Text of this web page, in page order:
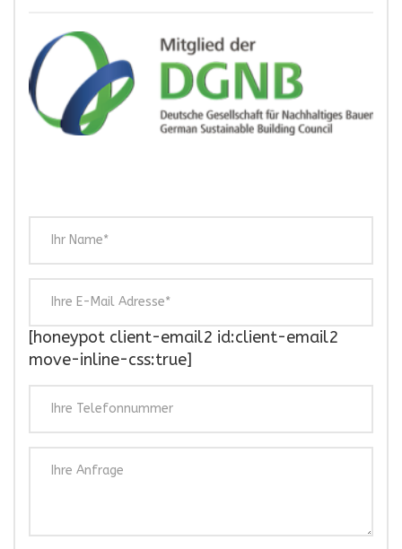
[honeypot client-email2 id:client-email2
move-inline-css:true]